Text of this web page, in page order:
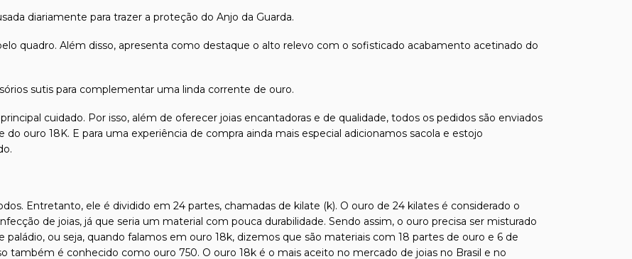
diariamente para trazer a proteção do Anjo da Guarda.
quadro. Além disso, apresenta como destaque o alto relevo com o sofisticado acabamento acetinado do
sutis para complementar uma linda corrente de ouro.
cuidado. Por isso, além de oferecer joias encantadoras e de qualidade, todos os pedidos são enviados
ouro 18K. E para uma experiência de compra ainda mais especial adicionamos sacola e estojo
Entretanto, ele é dividido em 24 partes, chamadas de kilate (k). O ouro de 24 kilates é considerado o
de joias, já que seria um material com pouca durabilidade. Sendo assim, o ouro precisa ser misturado
ou seja, quando falamos em ouro 18k, dizemos que são materiais com 18 partes de ouro e 6 de
também é conhecido como ouro 750. O ouro 18k é o mais aceito no mercado de joias no Brasil e no